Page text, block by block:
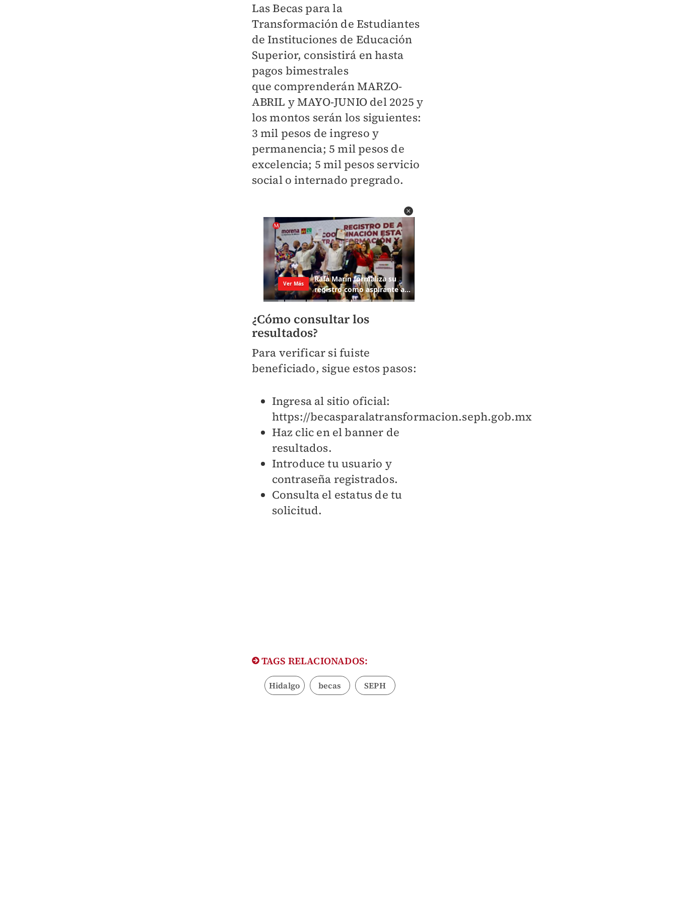
Las Becas para la
Transformación de Estudiantes
de Instituciones de Educación
Superior, consistirá en hasta
pagos bimestrales
que comprenderán MARZO-
ABRIL y MAYO-JUNIO del 2025 y
los montos serán los siguientes:
3 mil pesos de ingreso y
permanencia; 5 mil pesos de
excelencia; 5 mil pesos servicio
social o internado pregrado.
¿Cómo consultar los
resultados?
Para verificar si fuiste
beneficiado, sigue estos pasos:
Ingresa al sitio oficial:
https://becasparalatransformacion.seph.gob.mx
Haz clic en el banner de
resultados.
Introduce tu usuario y
contraseña registrados.
Consulta el estatus de tu
solicitud.
TAGS RELACIONADOS:
Hidalgo becas SEPH